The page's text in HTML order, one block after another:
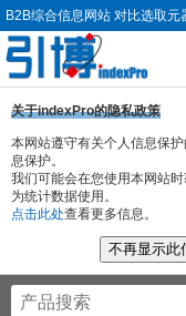
B2B综合信息网站 对比选取元
关于indexPro的隐私政策
本网站遵守有关个人信息保
息保护。
我们可能会在您使用本网站
为统计数据使用。
点击此处查看更多信息。